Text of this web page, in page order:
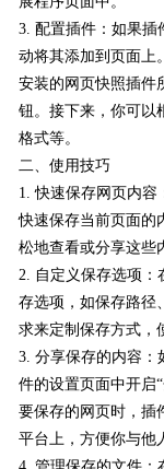
3. 配置插件：如果插
动将其添加到页面上
安装的网页快照插件
钮。接下来，你可以
格式等。
二、使用技巧
1. 快速保存网页内
快速保存当前页面的
松地查看或分享这些
2. 自定义保存选项：
存选项，如保存路径
求来定制保存方式，
3. 分享保存的内容：
件的设置页面中开启
要保存的网页时，插
平台上，方便你与他